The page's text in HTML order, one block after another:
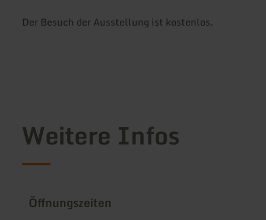
Der Besuch der Ausstellung ist kostenlos.
Weitere Infos
Öffnungszeiten